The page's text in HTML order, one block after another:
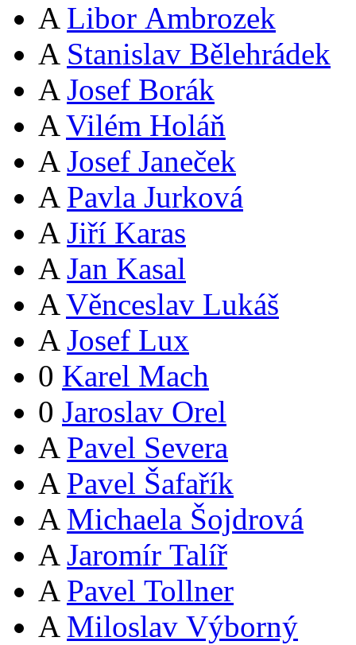
A Libor Ambrozek
A Stanislav Bělehrádek
A Josef Borák
A Vilém Holáň
A Josef Janeček
A Pavla Jurková
A Jiří Karas
A Jan Kasal
A Věnceslav Lukáš
A Josef Lux
0 Karel Mach
0 Jaroslav Orel
A Pavel Severa
A Pavel Šafařík
A Michaela Šojdrová
A Jaromír Talíř
A Pavel Tollner
A Miloslav Výborný